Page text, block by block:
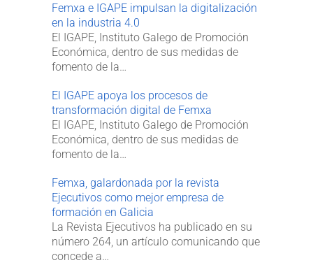
Femxa e IGAPE impulsan la digitalización
en la industria 4.0
El IGAPE, Instituto Galego de Promoción
Económica, dentro de sus medidas de
fomento de la…
El IGAPE apoya los procesos de
transformación digital de Femxa
El IGAPE, Instituto Galego de Promoción
Económica, dentro de sus medidas de
fomento de la…
Femxa, galardonada por la revista
Ejecutivos como mejor empresa de
formación en Galicia​
La Revista Ejecutivos ha publicado en su
número 264, un artículo comunicando que
concede a…